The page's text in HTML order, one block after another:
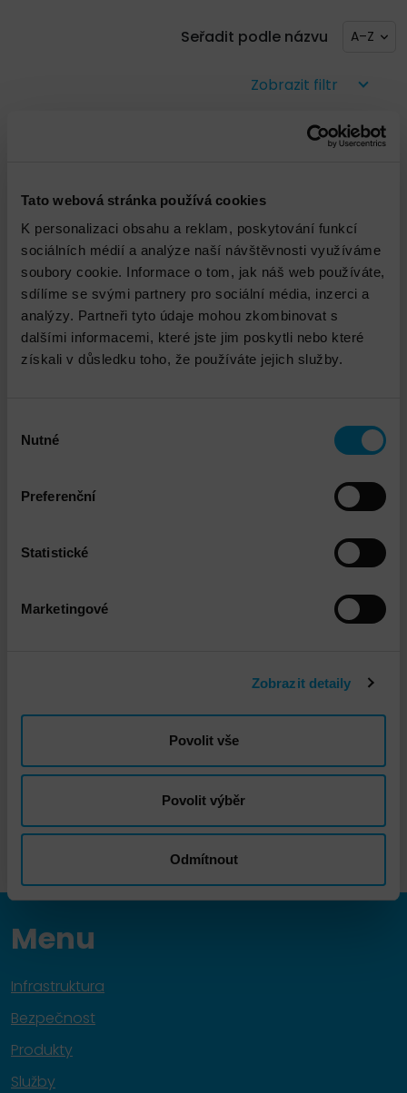
Tato webová stránka používá cookies
K personalizaci obsahu a reklam, poskytování funkcí
sociálních médií a analýze naší návštěvnosti využíváme
soubory cookie. Informace o tom, jak náš web používáte,
sdílíme se svými partnery pro sociální média, inzerci a
analýzy. Partneři tyto údaje mohou zkombinovat s
dalšími informacemi, které jste jim poskytli nebo které
získali v důsledku toho, že používáte jejich služby.
souhlasu
Nutné
Preferenční
Statistické
Marketingové
Zobrazit detaily
Povolit vše
Povolit výběr
Odmítnout
Seřadit podle názvu A–Z
Zobrazit filtr
Check Point Quantum
Check Point Quantum Spark
DETAIL
Menu
Infrastruktura
Bezpečnost
Produkty
Služby